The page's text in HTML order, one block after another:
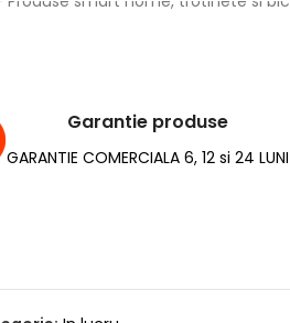
Garantie produse
GARANTIE COMERCIALA 6, 12 si 24 LUNI